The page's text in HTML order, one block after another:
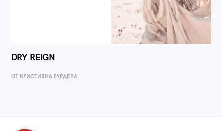
DRY REIGN
ОТ КРИСТИЯНА БУРДЕВА